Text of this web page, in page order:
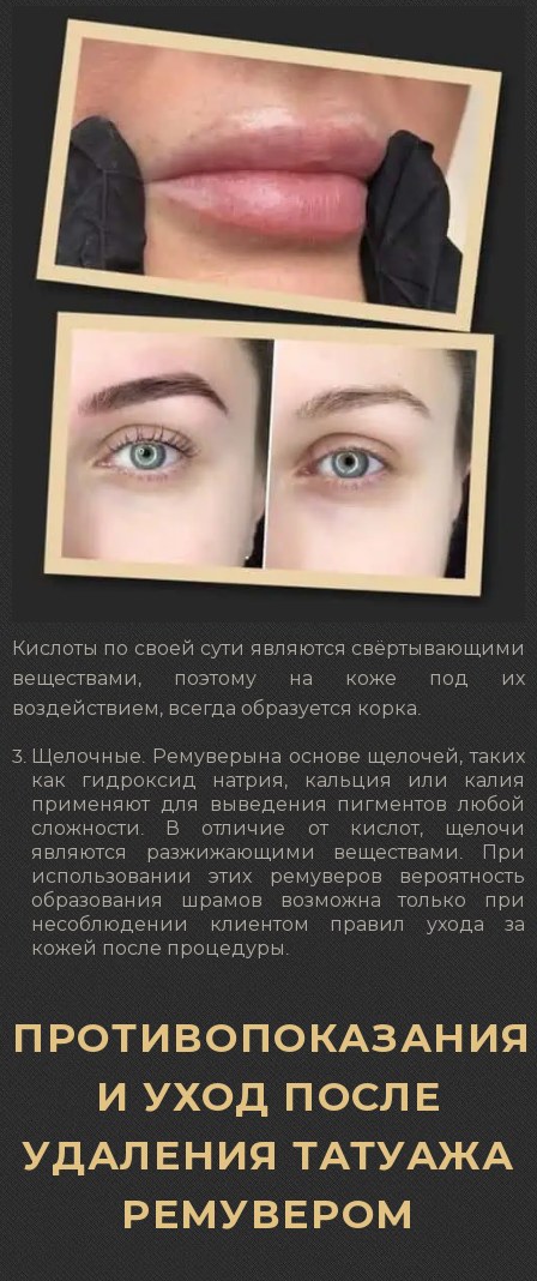
Кислоты по своей сути являются свёртывающими
веществами, поэтому на коже под их
воздействием, всегда образуется корка.
Щелочные. Ремуверына основе щелочей, таких
как гидроксид натрия, кальция или калия
применяют для выведения пигментов любой
сложности. В отличие от кислот, щелочи
являются разжижающими веществами. При
использовании этих ремуверов вероятность
образования шрамов возможна только при
несоблюдении клиентом правил ухода за
кожей после процедуры.
ПРОТИВОПОКАЗАНИЯ
И УХОД ПОСЛЕ
УДАЛЕНИЯ ТАТУАЖА
РЕМУВЕРОМ